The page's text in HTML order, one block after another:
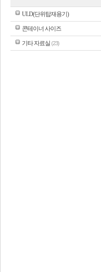
ULD(단위탑재용기)
콘테이너 사이즈
기타 자료실 (23)